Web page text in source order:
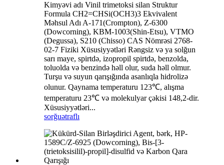
Kimyəvi adı Vinil trimetoksi silan Struktur
Formula CH2=CHSi(OCH3)3 Ekvivalent
Məhsul Adı A-171(Crompton), Z-6300
(Dowcorning), KBM-1003(Shin-Etsu), VTMO
(Degussa), S210 (Chisso) CAS Nömrəsi 2768-
02-7 Fiziki Xüsusiyyətləri Rəngsiz və ya solğun
sarı maye, spirtdə, izopropil spirtdə, benzolda,
toluolda və benzində həll olur, suda həll olmur.
Turşu və suyun qarışığında asanlıqla hidrolizə
olunur. Qaynama temperaturu 123℃, alışma
temperaturu 23℃ və molekulyar çəkisi 148,2-dir.
Xüsusiyyətləri...
sorğuətraflı